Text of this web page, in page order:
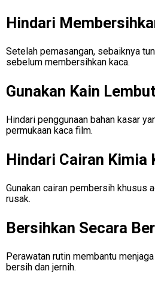
Hindari
Setelah pemasangan, sebaiknya
sebelum membersihkan kaca.
Gunakan Kain
Hindari penggunaan bahan kasar
permukaan kaca film.
Hindari Cairan Kimia
Gunakan cairan pembersih khusus
rusak.
Bersihkan Secara
Perawatan rutin membantu
bersih dan jernih.